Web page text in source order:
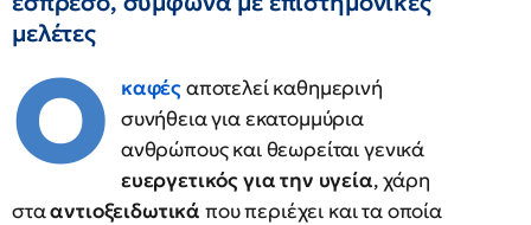
μελέτες
Ο καφέςαποτελεί καθημερινή
συνήθεια για εκατομμύρια
ανθρώπους και θεωρείται γενικά
ευεργετικός για την υγεία, χάρη
στααντιοξειδωτικά που περιέχει και τα οποία